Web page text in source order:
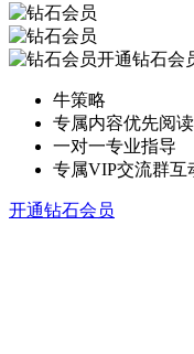
开通钻石会
牛策略
专属内容优先阅读
一对一专业指导
专属VIP交流群互
开通钻石会员